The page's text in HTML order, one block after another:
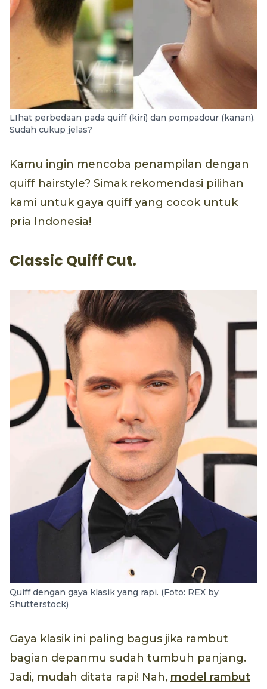
LIhat perbedaan pada quiff (kiri) dan pompadour (kanan).
Sudah cukup jelas?
Kamu ingin mencoba penampilan dengan
quiff hairstyle? Simak rekomendasi pilihan
kami untuk gaya quiff yang cocok untuk
pria Indonesia!
Classic Quiff Cut.
Quiff dengan gaya klasik yang rapi. (Foto: REX by
Shutterstock)
Gaya klasik ini paling bagus jika rambut
bagian depanmu sudah tumbuh panjang.
Jadi, mudah ditata rapi! Nah, model rambut